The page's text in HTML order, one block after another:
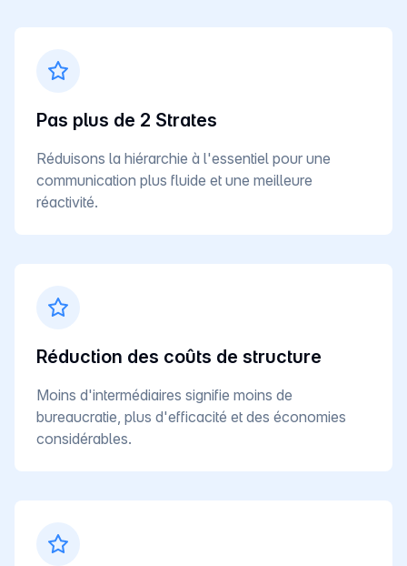
Pas plus de 2 Strates
Réduisons la hiérarchie à l'essentiel pour une
communication plus fluide et une meilleure
réactivité.
Réduction des coûts de structure
Moins d'intermédiaires signifie moins de
bureaucratie, plus d'efficacité et des économies
considérables.